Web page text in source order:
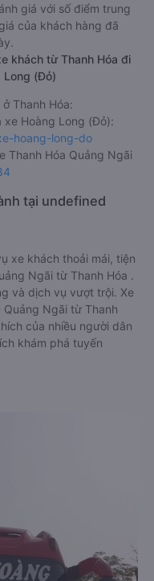
giá với số điểm trung
của khách hàng đã
khách từ Thanh Hóa đi
Long (Đỏ)
Thanh Hóa:
xe Hoàng Long (Đỏ):
hoang-long-do
Thanh Hóa Quảng Ngãi
tại undefined
xe khách thoải mái, tiện
Ngãi từ Thanh Hóa .
và dịch vụ vượt trội. Xe
Ngãi từ Thanh
của nhiều người dân
khám phá tuyến